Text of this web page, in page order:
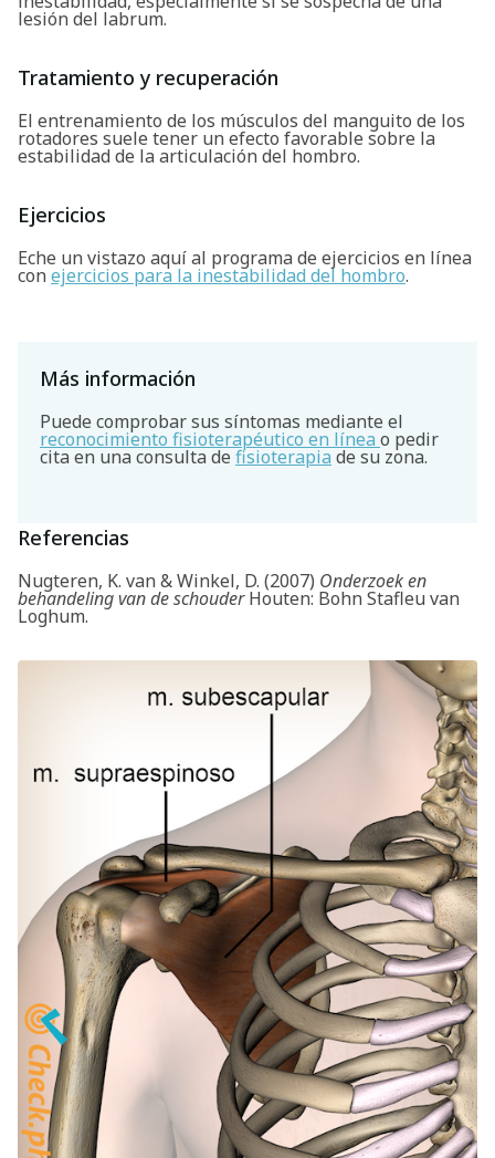
lesión del labrum.
Tratamiento y recuperación
El entrenamiento de los músculos del manguito de los
rotadores suele tener un efecto favorable sobre la
estabilidad de la articulación del hombro.
Ejercicios
Eche un vistazo aquí al programa de ejercicios en línea
con ejercicios para la inestabilidad del hombro.
Más información
Puede comprobar sus síntomas mediante el
reconocimiento fisioterapéutico en línea o pedir
cita en una consulta de fisioterapia de su zona.
Referencias
Nugteren, K. van & Winkel, D. (2007) Onderzoek en
behandeling van de schouderHouten: Bohn Stafleu van
Loghum.